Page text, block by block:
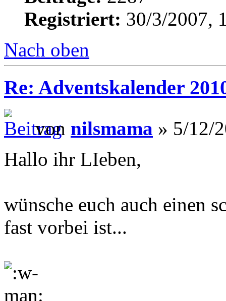
Registriert: 30/3/2007,
Nach oben
Re: Adventskalender
von nilsmama » 5/12/
Hallo ihr LIeben,
wünsche euch auch einen
fast vorbei ist...